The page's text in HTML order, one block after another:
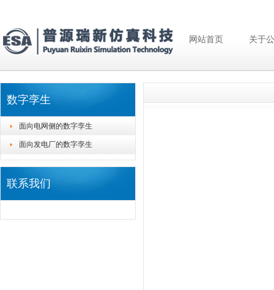
网站首页 关于
数字孪生
面向电网侧的数字孪生
面向发电厂的数字孪生
联系我们